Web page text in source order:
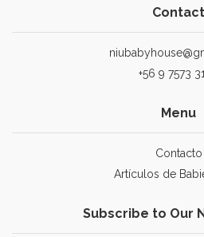
Contact
+56 9 7573
Menu
Contacto
Artículos de
Subscribe to Our